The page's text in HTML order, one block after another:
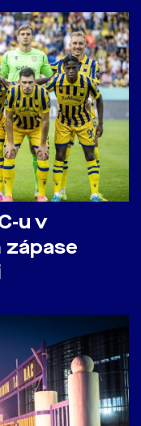
u v